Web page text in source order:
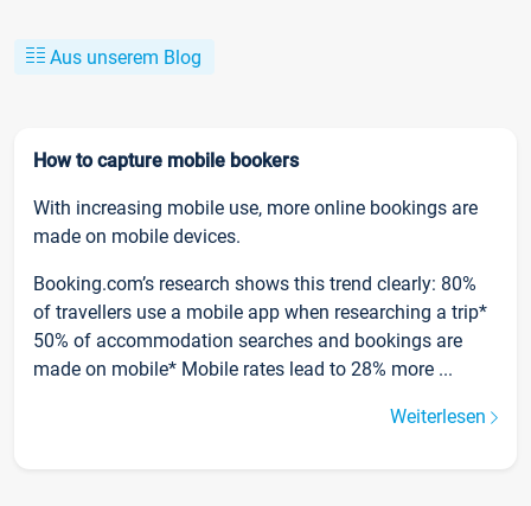
Aus unserem Blog
How to capture mobile bookers
With increasing mobile use, more online bookings are
made on mobile devices.
Booking.com’s research shows this trend clearly: 80%
of travellers use a mobile app when researching a trip*
50% of accommodation searches and bookings are
made on mobile* Mobile rates lead to 28% more ...
Weiterlesen